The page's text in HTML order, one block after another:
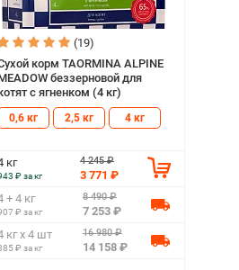
(19)
корм TAORMINA ALPINE
беззерновой для
с ягненком (4 кг)
0,6 кг 2,5 кг 4 кг
кг
₽ за кг
4 245 ₽
3 771 ₽
+ 4 кг
₽ за кг
8 490 ₽
7 253 ₽
кг х 4 шт
₽ за кг
16 980 ₽
14 158 ₽